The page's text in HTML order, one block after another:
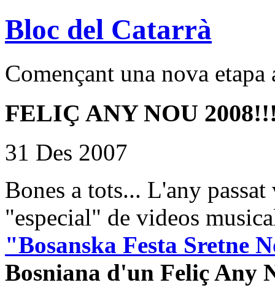
Bloc del Catarrà
Començant una nova
FELIÇ ANY NOU
31 Des 2007
Bones a tots... L'any
"especial" de videos
"Bosanska Festa Sretne
Bosniana d'un Feliç Any